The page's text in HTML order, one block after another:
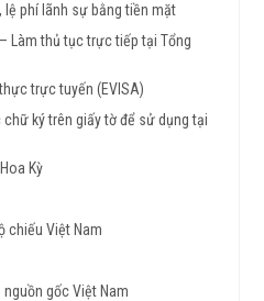
lệ phí lãnh sự bằng tiền mặt
Làm thủ tục trực tiếp tại Tổng
trực tuyến (EVISA)
ký trên giấy tờ để sử dụng tại
Kỳ
chiếu Việt Nam
gốc Việt Nam